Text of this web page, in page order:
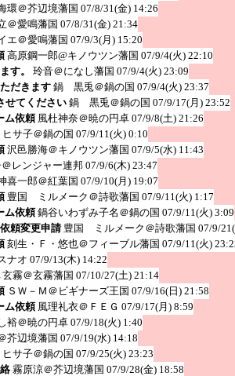
環＠芥辺境藩国 07/8/31(金) 14:26
＠愛鳴藩国 07/8/31(金) 21:34
エ＠愛鳴藩国 07/9/3(月) 15:20
高原鋼一郎@キノウツン藩国 07/9/4(火) 22:10
す。
玲音＠になし藩国 07/9/4(火) 23:09
だきます 鍋 黒兎＠鍋の国 07/9/4(火) 23:37
せてください 鍋 黒兎＠鍋の国 07/9/17(月) 23:52
ム依頼 風杜神奈＠暁の円卓 07/9/8(土) 21:26
サ子＠鍋の国 07/9/11(火) 0:10
沢邑勝海＠キノウツン藩国 07/9/5(水) 11:43
レンジャー連邦 07/9/6(木) 23:47
喜一郎＠紅葉国 07/9/10(月) 19:07
豊国 ミルメーク＠詩歌藩国 07/9/11(火) 1:17
ム依頼 鍋谷いわずみ子名＠鍋の国 07/9/11(火) 3:09
頼変更申請 豊国 ミルメーク＠詩歌藩国 07/9/
刻生・Ｆ・悠也＠フィーブル藩国 07/9/11(火)
ナオ 07/9/13(木) 14:22
玄霧＠玄霧藩国 07/10/27(土) 21:14
ＳＷ－Ｍ＠ビギナーズ王国 07/9/16(日) 21:58
ム依頼 風理礼衣＠ＦＥＧ 07/9/17(月) 8:59
裕＠暁の円卓 07/9/18(火) 1:40
芥辺境藩国 07/9/19(水) 14:18
サ子＠鍋の国 07/9/25(火) 23:23
霧原涼＠芥辺境藩国 07/9/28(金) 18:58